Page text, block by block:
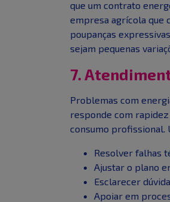
que um contrato
empresa agrícola que
poupanças
sejam pequenas
7.
Problemas com
responde com
consumo profissional.
Resolver falhas
Ajustar o plano
Esclarecer
Apoiar em